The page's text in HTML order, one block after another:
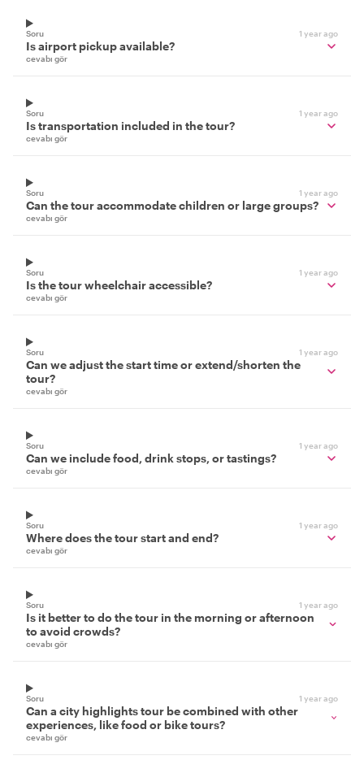
Soru 1 year ago
Is airport pickup available?
cevabı gör
Soru 1 year ago
Is transportation included in the tour?
cevabı gör
Soru 1 year ago
Can the tour accommodate children or large groups?
cevabı gör
Soru 1 year ago
Is the tour wheelchair accessible?
cevabı gör
Soru 1 year ago
Can we adjust the start time or extend/shorten the
tour?
cevabı gör
Soru 1 year ago
Can we include food, drink stops, or tastings?
cevabı gör
Soru 1 year ago
Where does the tour start and end?
cevabı gör
Soru 1 year ago
Is it better to do the tour in the morning or afternoon
to avoid crowds?
cevabı gör
Soru 1 year ago
Can a city highlights tour be combined with other
experiences, like food or bike tours?
cevabı gör